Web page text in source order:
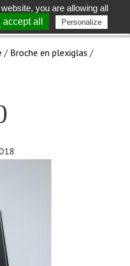
Toggle
search
/ Broche en plexiglas /
you are allowing all
all Personalize